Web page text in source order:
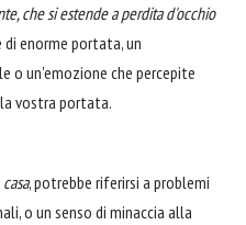
che si estende a perdita d'occhio
enorme portata, un
o un'emozione che percepite
vostra portata.
casa, potrebbe riferirsi a problemi
o un senso di minaccia alla